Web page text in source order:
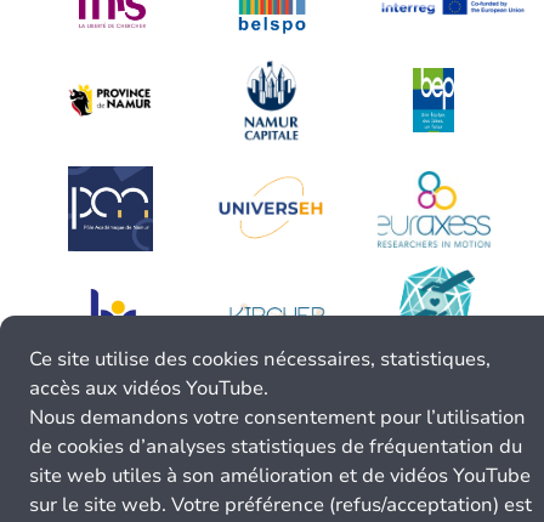
Ce site utilise des cookies nécessaires, statistiques,
accès aux vidéos YouTube.
Nous demandons votre consentement pour l’utilisation
de cookies d’analyses statistiques de fréquentation du
site web utiles à son amélioration et de vidéos YouTube
sur le site web. Votre préférence (refus/acceptation) est